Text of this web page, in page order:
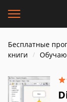
Бесплатные
книги